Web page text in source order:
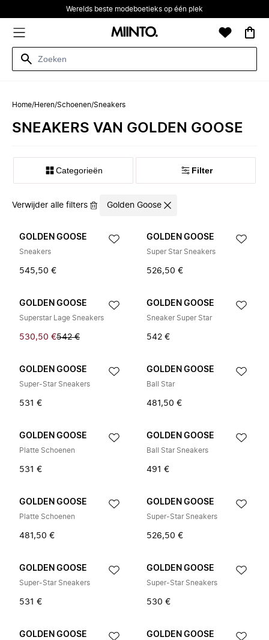
Werelds beste modeboetieks op één plek
Home/Heren/Schoenen/Sneakers
SNEAKERS VAN GOLDEN GOOSE
Categorieën Filter
Verwijder alle filters Golden Goose
GOLDEN GOOSE
Sneakers
545,50 €
GOLDEN GOOSE
Super Star Sneakers
526,50 €
GOLDEN GOOSE
Superstar Lage Sneakers
530,50 €542 €
GOLDEN GOOSE
Sneaker Super Star
542 €
GOLDEN GOOSE
Super-Star Sneakers
531 €
GOLDEN GOOSE
Ball Star
481,50 €
GOLDEN GOOSE
Platte Schoenen
531 €
GOLDEN GOOSE
Ball Star Sneakers
491 €
GOLDEN GOOSE
Platte Schoenen
481,50 €
GOLDEN GOOSE
Super-Star Sneakers
526,50 €
GOLDEN GOOSE
Super-Star Sneakers
531 €
GOLDEN GOOSE
Super-Star Sneakers
530 €
GOLDEN GOOSE GOLDEN GOOSE